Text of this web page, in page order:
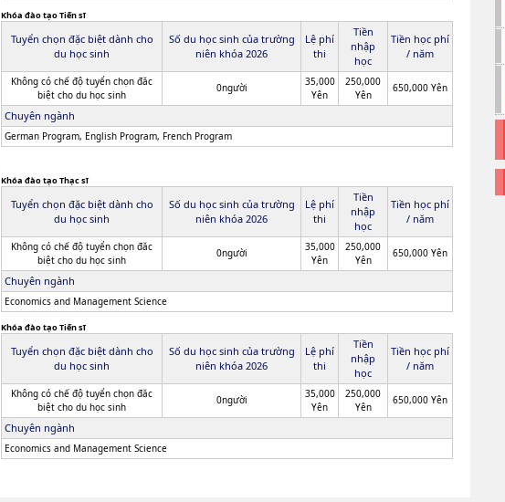
Khóa đào tạo Tiến sĩ
Tuyển chọn đặc biệt dành cho
du học sinh
Số du học sinh của trường
niên khóa 2026
Lệ phí
thi
Tiền
nhập
học
Tiền học phí
/ năm
Không có chế độ tuyển chọn đăc
biệt cho du học sinh
0người
35,000
Yên
250,000
Yên
650,000 Yên
Chuyên ngành
German Program, English Program, French Program
Khóa đào tạo Thạc sĩ
Tuyển chọn đặc biệt dành cho
du học sinh
Số du học sinh của trường
niên khóa 2026
Lệ phí
thi
Tiền
nhập
học
Tiền học phí
/ năm
Không có chế độ tuyển chọn đăc
biệt cho du học sinh
0người
35,000
Yên
250,000
Yên
650,000 Yên
Chuyên ngành
Economics and Management Science
Khóa đào tạo Tiến sĩ
Tuyển chọn đặc biệt dành cho
du học sinh
Số du học sinh của trường
niên khóa 2026
Lệ phí
thi
Tiền
nhập
học
Tiền học phí
/ năm
Không có chế độ tuyển chọn đăc
biệt cho du học sinh
0người
35,000
Yên
250,000
Yên
650,000 Yên
Chuyên ngành
Economics and Management Science